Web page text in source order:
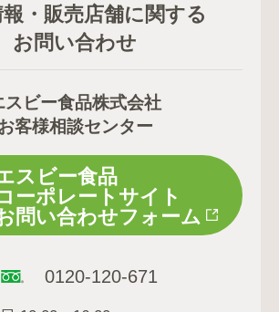
・販売店舗に関する
お問い合わせ
スビー食品株式会社
客様相談センター
スビー食品
ーポレートサイト
問い合わせフォーム
0120-120-671